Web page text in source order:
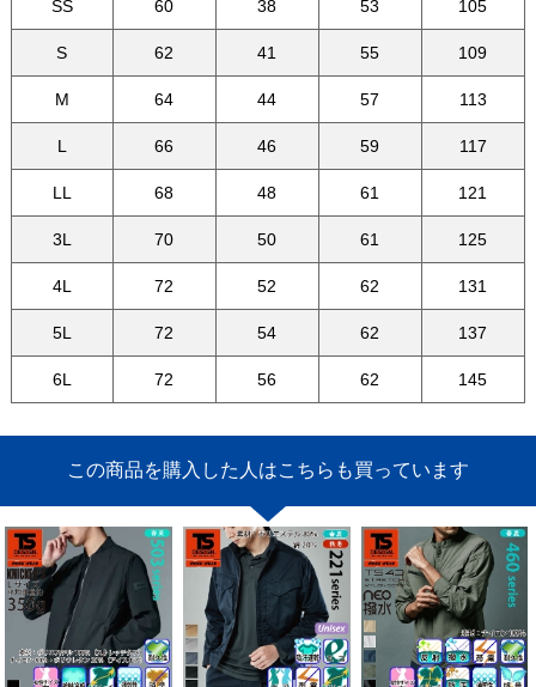
SS 60 38 53 105
S 62 41 55 109
M 64 44 57 113
L 66 46 59 117
LL 68 48 61 121
3L 70 50 61 125
4L 72 52 62 131
5L 72 54 62 137
6L 72 56 62 145
この商品を購入した人はこちらも買っています